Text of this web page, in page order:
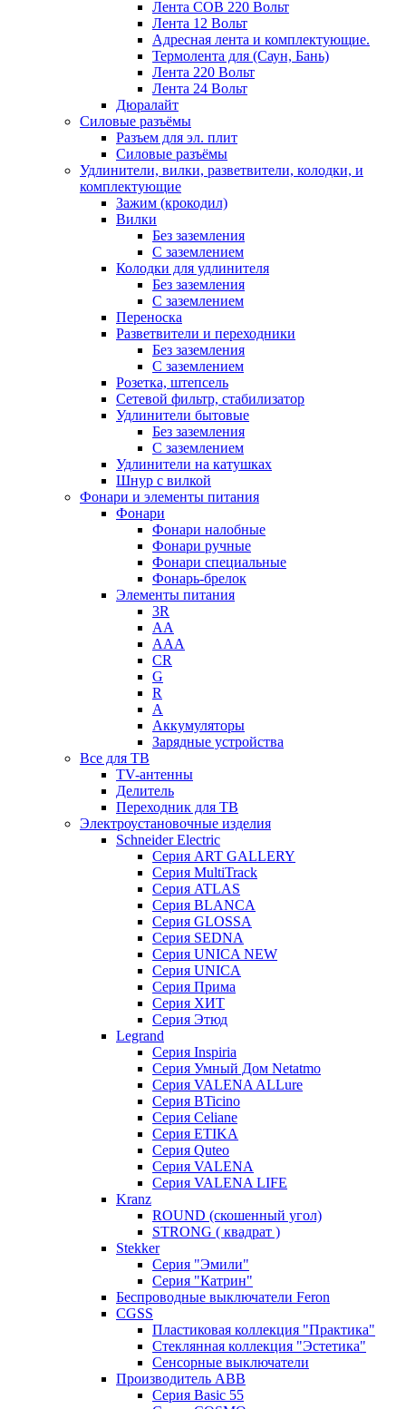
Лента СОВ 220 Вольт
Лента 12 Вольт
Адресная лента и комплектующие.
Термолента для (Саун, Бань)
Лента 220 Вольт
Лента 24 Вольт
Дюралайт
Силовые разъёмы
Разъем для эл. плит
Силовые разъёмы
Удлинители, вилки, разветвители, колодки, и
комплектующие
Зажим (крокодил)
Вилки
Без заземления
С заземлением
Колодки для удлинителя
Без заземления
С заземлением
Переноска
Разветвители и переходники
Без заземления
С заземлением
Розетка, штепсель
Сетевой фильтр, стабилизатор
Удлинители бытовые
Без заземления
С заземлением
Удлинители на катушках
Шнур с вилкой
Фонари и элементы питания
Фонари
Фонари налобные
Фонари ручные
Фонари специальные
Фонарь-брелок
Элементы питания
3R
AA
AAA
CR
G
R
А
Аккумуляторы
Зарядные устройства
Все для ТВ
TV-антенны
Делитель
Переходник для ТВ
Электроустановочные изделия
Schneider Electric
Серия ART GALLERY
Серия MultiTrack
Серия ATLAS
Серия BLANCA
Серия GLOSSA
Серия SEDNA
Серия UNICA NEW
Серия UNICA
Серия Прима
Серия ХИТ
Серия Этюд
Legrand
Серия Inspiria
Серия Умный Дом Netatmo
Серия VALENA ALLure
Серия BTicino
Серия Celiane
Серия ETIKA
Серия Quteo
Серия VALENA
Серия VALENA LIFE
Kranz
ROUND (скошенный угол)
STRONG ( квадрат )
Stekker
Серия "Эмили"
Серия "Катрин"
Беспроводные выключатели Feron
CGSS
Пластиковая коллекция "Практика"
Стеклянная коллекция "Эстетика"
Сенсорные выключатели
Производитель ABB
Серия Basic 55